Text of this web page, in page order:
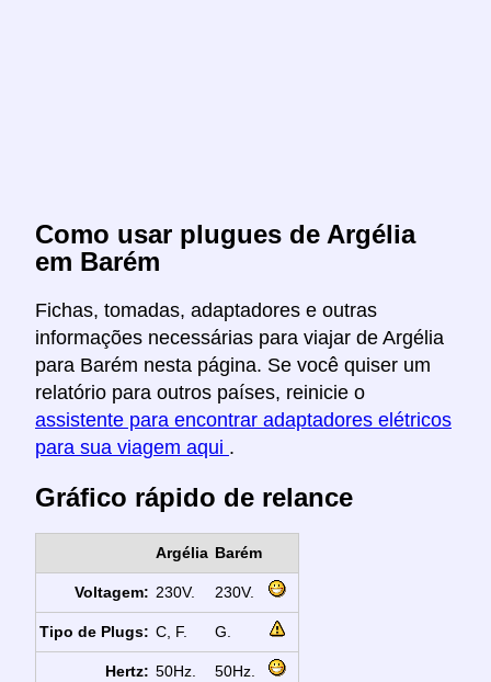
Como usar plugues de Argélia
em Barém
Fichas, tomadas, adaptadores e outras
informações necessárias para viajar de Argélia
para Barém nesta página. Se você quiser um
relatório para outros países, reinicie o
assistente para encontrar adaptadores elétricos
para sua viagem aqui .
Gráfico rápido de relance
Argélia Barém
Voltagem: 230V. 230V.
Tipo de Plugs: C, F. G.
Hertz: 50Hz. 50Hz.